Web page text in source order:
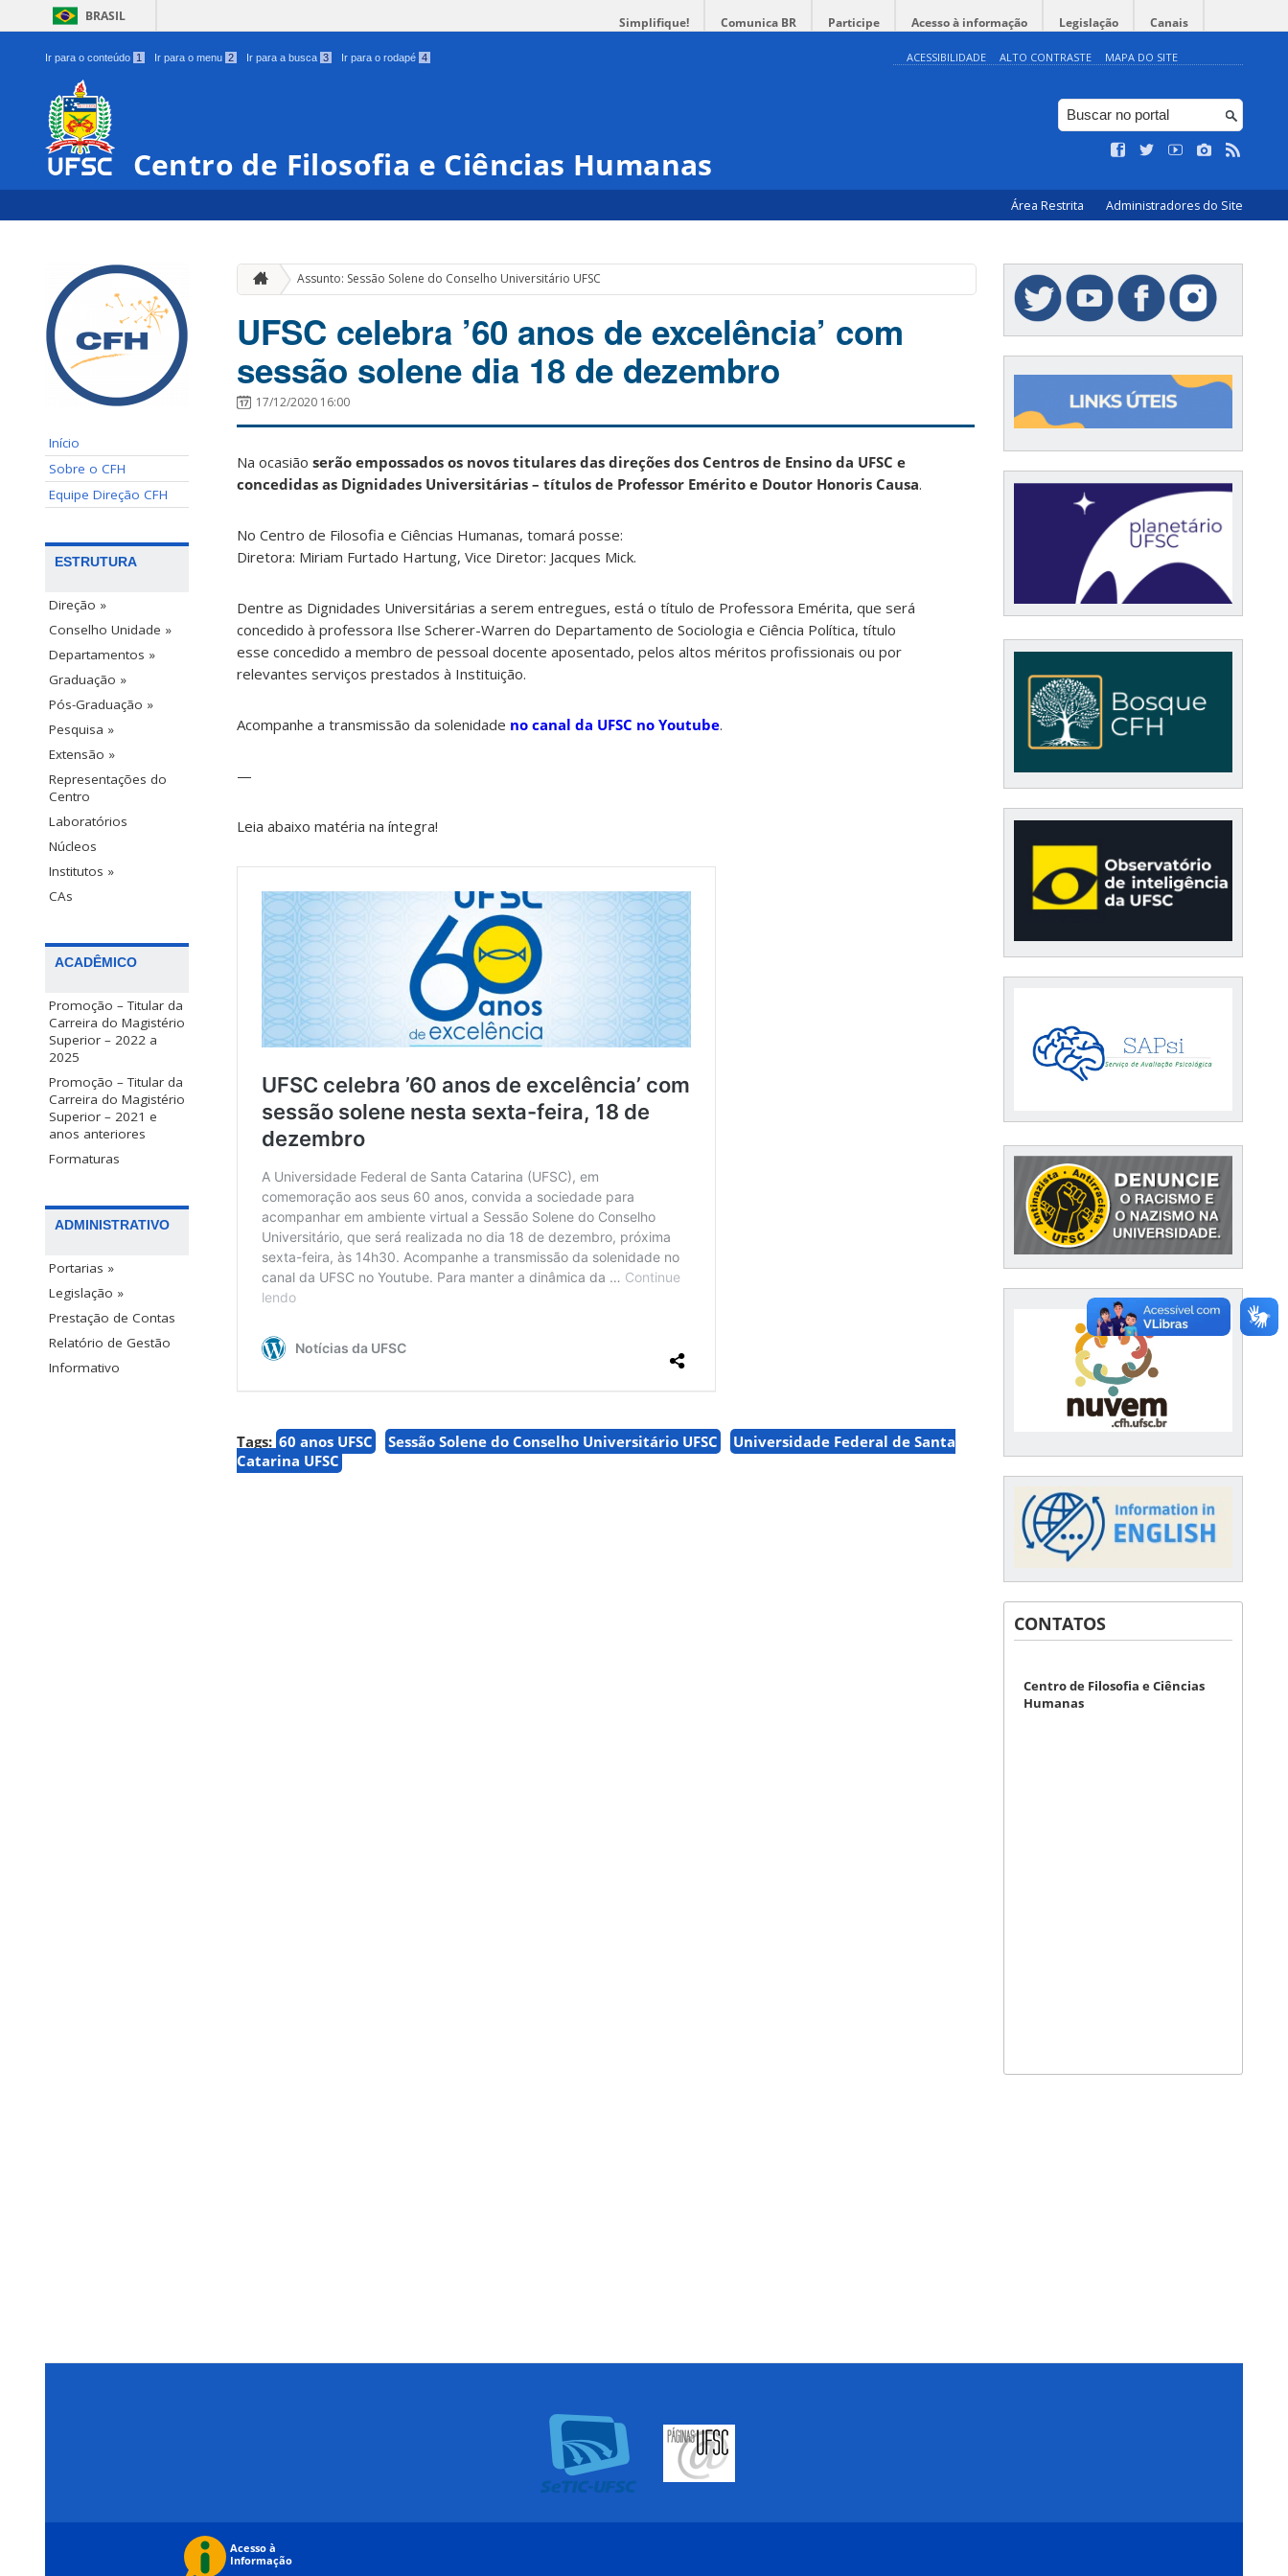
BRASIL Simplifique! Comunica BR Participe Acesso à informação Legislação Canais
Ir para o conteúdo 1 Ir para o menu 2 Ir para a busca 3 Ir para o rodapé 4 ACESSIBILIDADE ALTO CONTRASTE MAPA DO SITE
Centro de Filosofia e Ciências Humanas
Área Restrita Administradores do Site
Início
Sobre o CFH
Equipe Direção CFH
ESTRUTURA
Direção »
Conselho Unidade »
Departamentos »
Graduação »
Pós-Graduação »
Pesquisa »
Extensão »
Representações do
Centro
Laboratórios
Núcleos
Institutos »
CAs
ACADÊMICO
Promoção – Titular da
Carreira do Magistério
Superior – 2022 a
2025
Promoção – Titular da
Carreira do Magistério
Superior – 2021 e
anos anteriores
Formaturas
ADMINISTRATIVO
Portarias »
Legislação »
Prestação de Contas
Relatório de Gestão
Informativo
Assunto: Sessão Solene do Conselho Universitário UFSC
UFSC celebra ’60 anos de excelência’ com
sessão solene dia 18 de dezembro
17/12/2020 16:00
Na ocasião serão empossados os novos titulares das direções dos Centros de Ensino da UFSC e
concedidas as Dignidades Universitárias – títulos de Professor Emérito e Doutor Honoris Causa.
No Centro de Filosofia e Ciências Humanas, tomará posse:
Diretora: Miriam Furtado Hartung, Vice Diretor: Jacques Mick.
Dentre as Dignidades Universitárias a serem entregues, está o título de Professora Emérita, que será
concedido à professora Ilse Scherer-Warren do Departamento de Sociologia e Ciência Política, título
esse concedido a membro de pessoal docente aposentado, pelos altos méritos profissionais ou por
relevantes serviços prestados à Instituição.
Acompanhe a transmissão da solenidade no canal da UFSC no Youtube.
—
Leia abaixo matéria na íntegra!
Tags: 60 anos UFSC Sessão Solene do Conselho Universitário UFSC
Universidade Federal de Santa
Catarina UFSC
CONTATOS
Centro de Filosofia e Ciências
Humanas